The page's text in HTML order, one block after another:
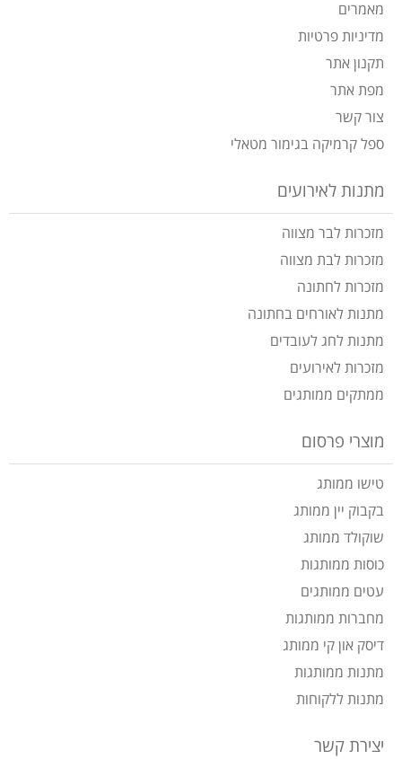
מאמרים
מדיניות פרטיות
תקנון אתר
מפת אתר
צור קשר
ספל קרמיקה בגימור מטאלי
מתנות לאירועים
מזכרות לבר מצווה
מזכרות לבת מצווה
מזכרות לחתונה
מתנות לאורחים בחתונה
מתנות לחג לעובדים
מזכרות לאירועים
ממתקים ממותגים
מוצרי פרסום
טישו ממותג
בקבוק יין ממותג
שוקולד ממותג
כוסות ממותגות
עטים ממותגים
מחברות ממותגות
דיסק און קי ממותג
מתנות ממותגות
מתנות ללקוחות
יצירת קשר